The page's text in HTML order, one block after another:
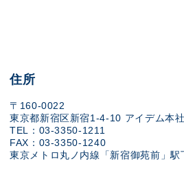
住所
〒160-0022
東京都新宿区新宿1-4-10 アイデム本
TEL：03-3350-1211
FAX：03-3350-1240
東京メトロ丸ノ内線「新宿御苑前」駅